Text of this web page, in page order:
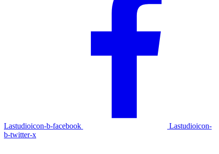
Lastudioicon-b-facebook
Lastudioicon-
b-twitter-x